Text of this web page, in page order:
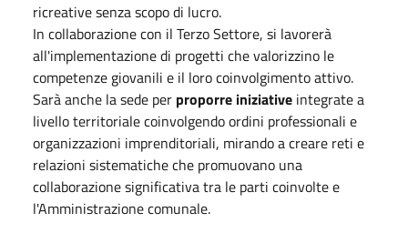
ricreative senza scopo di lucro.
In collaborazione con il Terzo Settore, si lavorerà
all'implementazione di progetti che valorizzino le
competenze giovanili e il loro coinvolgimento attivo.
Sarà anche la sede per proporre iniziative integrate a
livello territoriale coinvolgendo ordini professionali e
organizzazioni imprenditoriali, mirando a creare reti e
relazioni sistematiche che promuovano una
collaborazione significativa tra le parti coinvolte e
l'Amministrazione comunale.